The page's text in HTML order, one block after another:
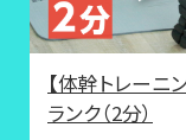
【体幹トレーニ
ランク（2分）